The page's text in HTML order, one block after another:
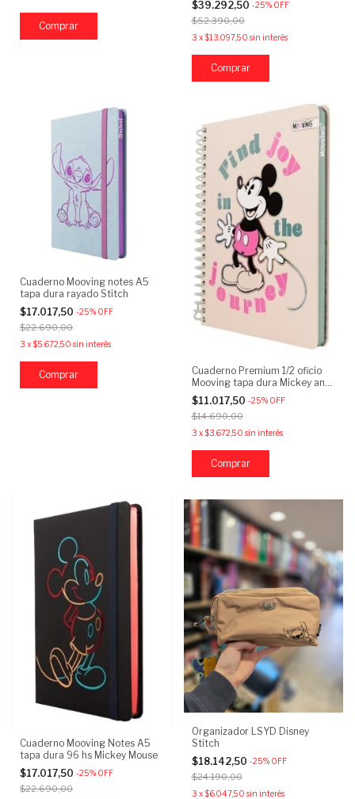
Comprar
$39.292,50 -25% OFF
$52.390,00
3 x$13.097,50 sin interés
Cuaderno Mooving notes A5
tapa dura rayado Stitch
$17.017,50 -25% OFF
$22.690,00
3 x$5.672,50 sin interés
Cuaderno Premium 1/2 oficio
Mooving tapa dura Mickey and
Friends
$11.017,50 -25% OFF
$14.690,00
3 x$3.672,50 sin interés
Cuaderno Mooving Notes A5
tapa dura 96 hs Mickey Mouse
$17.017,50 -25% OFF
$22.690,00
Organizador LSYD Disney
Stitch
$18.142,50 -25% OFF
$24.190,00
3 x$6.047,50 sin interés